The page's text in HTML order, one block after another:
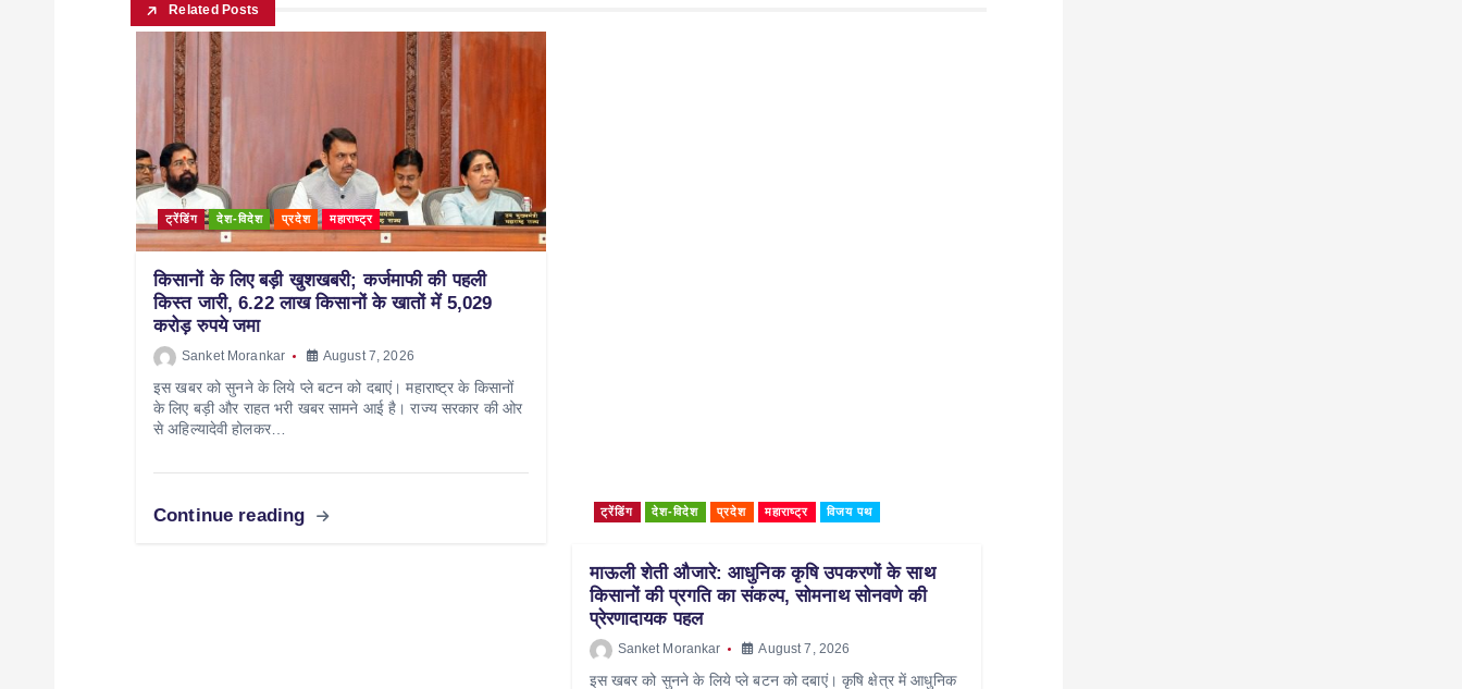
Related Posts
ट्रेंडिंग देश-विदेश प्रदेश महाराष्ट्र
किसानों के लिए बड़ी खुशखबरी; कर्जमाफी की पहली
किस्त जारी, 6.22 लाख किसानों के खातों में 5,029
करोड़ रुपये जमा
Sanket Morankar August 7, 2026
इस खबर को सुनने के लिये प्ले बटन को दबाएं। महाराष्ट्र के किसानों
के लिए बड़ी और राहत भरी खबर सामने आई है। राज्य सरकार की ओर
से अहिल्यादेवी होलकर…
Continue reading ट्रेंडिंग देश-विदेश प्रदेश महाराष्ट्र विजय पथ
माऊली शेती औजारे: आधुनिक कृषि उपकरणों के साथ
किसानों की प्रगति का संकल्प, सोमनाथ सोनवणे की
प्रेरणादायक पहल
Sanket Morankar August 7, 2026
इस खबर को सुनने के लिये प्ले बटन को दबाएं। कृषि क्षेत्र में आधुनिक